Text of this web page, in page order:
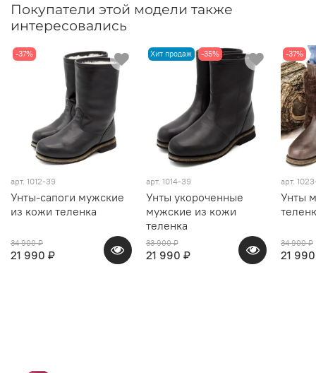
Покупатели этой модели также
интересовались
-37%
арт. 1012-39
Унты-сапоги мужские
из кожи теленка
34 900 ₽
21 990 ₽
Хит продаж -35%
арт. 1014-39
Унты укороченные
мужские из кожи
теленка
33 900 ₽
21 990 ₽
-37%
арт.
Унты
34 900 ₽
21